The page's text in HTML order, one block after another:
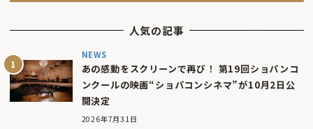
人気の記事
NEWS
あの感動をスクリーンで再び！ 第19回ショパンコ
ンクールの映画“ショパコンシネマ”が10月2日公
開決定
2026年7月31日